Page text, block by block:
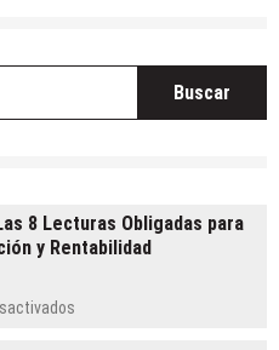
8 Lecturas Obligadas para
y Rentabilidad